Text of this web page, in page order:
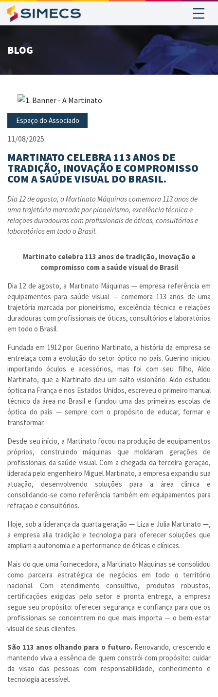
BLOG
Espaço do Associado
11/08/2025
MARTINATO CELEBRA 113 ANOS DE
TRADIÇÃO, INOVAÇÃO E COMPROMISSO
COM A SAÚDE VISUAL DO BRASIL.
Dia 12 de agosto, a Martinato Máquinas comemora 113 anos de
uma trajetória marcada por pioneirismo, excelência técnica e
relações duradouras com profissionais de óticas, consultórios e
laboratórios em todo o Brasil.
Martinato celebra 113 anos de tradição, inovação e
compromisso com a saúde visual do Brasil
Dia 12 de agosto, a Martinato Máquinas — empresa referência em
equipamentos para saúde visual — comemora 113 anos de uma
trajetória marcada por pioneirismo, excelência técnica e relações
duradouras com profissionais de óticas, consultórios e laboratórios
em todo o Brasil.
Fundada em 1912 por Guerino Martinato, a história da empresa se
entrelaça com a evolução do setor óptico no país. Guerino iniciou
importando óculos e acessórios, mas foi com seu filho, Aldo
Martinato, que a Martinato deu um salto visionário: Aldo estudou
óptica na França e nos Estados Unidos, escreveu o primeiro manual
técnico da área no Brasil e fundou uma das primeiras escolas de
óptica do país — sempre com o propósito de educar, formar e
transformar.
Desde seu início, a Martinato focou na produção de equipamentos
próprios, construindo máquinas que moldaram gerações de
profissionais da saúde visual. Com a chegada da terceira geração,
liderada pelo engenheiro Miguel Martinato, a empresa expandiu sua
atuação, desenvolvendo soluções para a área clínica e
consolidando-se como referência também em equipamentos para
refração e consultórios.
Hoje, sob a liderança da quarta geração — Liza e Julia Martinato —,
a empresa alia tradição e tecnologia para oferecer soluções que
ampliam a autonomia e a performance de óticas e clínicas.
Mais do que uma fornecedora, a Martinato Máquinas se consolidou
como parceira estratégica de negócios em todo o território
nacional. Com atendimento consultivo, produtos robustos,
certificações exigidas pelo setor e pronta entrega, a empresa
segue seu propósito: oferecer segurança e confiança para que os
profissionais se concentrem no que mais importa — o bem-estar
visual de seus clientes.
São 113 anos olhando para o futuro.Renovando, crescendo e
mantendo viva a essência de quem constrói com propósito: cuidar
da visão das pessoas com responsabilidade, conhecimento e
tecnologia acessível.